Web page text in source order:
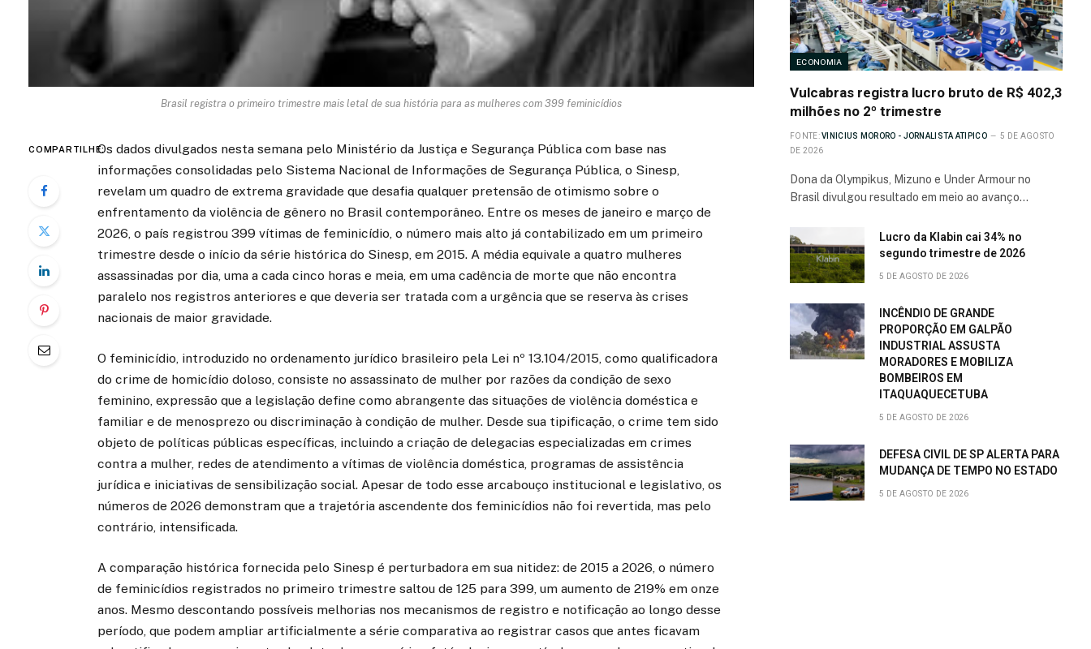
Brasil registra o primeiro trimestre mais letal de sua história para as mulheres com 399 feminicídios
COMPARTILHE:Os dados divulgados nesta semana pelo Ministério da Justiça e Segurança Pública com base nas
informações consolidadas pelo Sistema Nacional de Informações de Segurança Pública, o Sinesp,
revelam um quadro de extrema gravidade que desafia qualquer pretensão de otimismo sobre o
enfrentamento da violência de gênero no Brasil contemporâneo. Entre os meses de janeiro e março de
2026, o país registrou 399 vítimas de feminicídio, o número mais alto já contabilizado em um primeiro
trimestre desde o início da série histórica do Sinesp, em 2015. A média equivale a quatro mulheres
assassinadas por dia, uma a cada cinco horas e meia, em uma cadência de morte que não encontra
paralelo nos registros anteriores e que deveria ser tratada com a urgência que se reserva às crises
nacionais de maior gravidade.
O feminicídio, introduzido no ordenamento jurídico brasileiro pela Lei nº 13.104/2015, como qualificadora
do crime de homicídio doloso, consiste no assassinato de mulher por razões da condição de sexo
feminino, expressão que a legislação define como abrangente das situações de violência doméstica e
familiar e de menosprezo ou discriminação à condição de mulher. Desde sua tipificação, o crime tem sido
objeto de políticas públicas específicas, incluindo a criação de delegacias especializadas em crimes
contra a mulher, redes de atendimento a vítimas de violência doméstica, programas de assistência
jurídica e iniciativas de sensibilização social. Apesar de todo esse arcabouço institucional e legislativo, os
números de 2026 demonstram que a trajetória ascendente dos feminicídios não foi revertida, mas pelo
contrário, intensificada.
A comparação histórica fornecida pelo Sinesp é perturbadora em sua nitidez: de 2015 a 2026, o número
de feminicídios registrados no primeiro trimestre saltou de 125 para 399, um aumento de 219% em onze
anos. Mesmo descontando possíveis melhorias nos mecanismos de registro e notificação ao longo desse
período, que podem ampliar artificialmente a série comparativa ao registrar casos que antes ficavam
ECONOMIA
Vulcabras registra lucro bruto de R$ 402,3
milhões no 2º trimestre
FONTE: VINICIUS MORORO - JORNALISTA ATIPICO
5 DE AGOSTO
DE 2026
Dona da Olympikus, Mizuno e Under Armour no
Brasil divulgou resultado em meio ao avanço…
Lucro da Klabin cai 34% no
segundo trimestre de 2026
5 DE AGOSTO DE 2026
INCÊNDIO DE GRANDE
PROPORÇÃO EM GALPÃO
INDUSTRIAL ASSUSTA
MORADORES E MOBILIZA
BOMBEIROS EM
ITAQUAQUECETUBA
5 DE AGOSTO DE 2026
DEFESA CIVIL DE SP ALERTA PARA
MUDANÇA DE TEMPO NO ESTADO
5 DE AGOSTO DE 2026